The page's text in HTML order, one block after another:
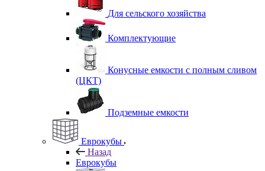
Для сельского хозяйства
Комплектующие
Конусные емкости с полным сливом
(ЦКТ)
Подземные емкости
Еврокубы
Назад
Еврокубы